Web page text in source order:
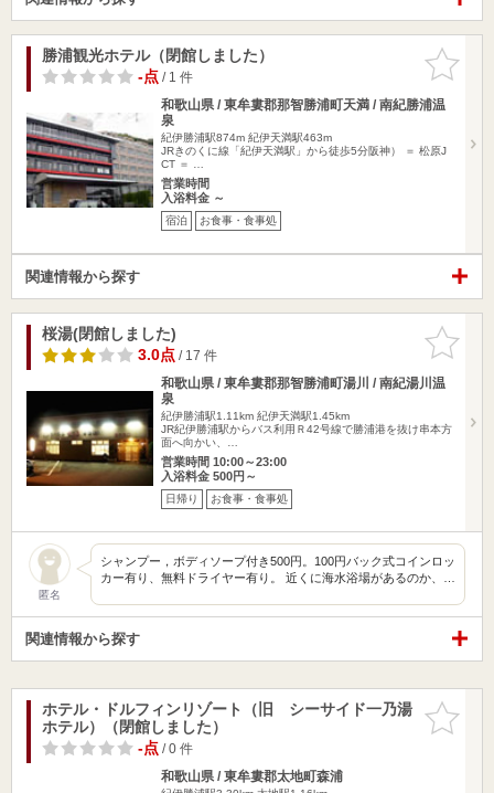
お気に入
りに追加
勝浦観光ホテル（閉館しました）
-点/ 1 件
和歌山県 / 東牟婁郡那智勝浦町天満 / 南紀勝浦温
泉
紀伊勝浦駅874m 紀伊天満駅463m
JRきのくに線「紀伊天満駅」から徒歩5分阪神） ＝ 松原J
CT ＝ …
営業時間
入浴料金 ～
宿泊 お食事・食事処
関連情報から探す
お気に入
りに追加
桜湯(閉館しました)
3.0点/ 17 件
和歌山県 / 東牟婁郡那智勝浦町湯川 / 南紀湯川温
泉
紀伊勝浦駅1.11km 紀伊天満駅1.45km
JR紀伊勝浦駅からバス利用Ｒ42号線で勝浦港を抜け串本方
面へ向かい、…
営業時間 10:00～23:00
入浴料金 500円～
日帰り お食事・食事処
匿名
シャンプー，ボディソープ付き500円。100円バック式コインロッ
カー有り、無料ドライヤー有り。 近くに海水浴場があるのか、…
関連情報から探す
お気に入
りに追加
ホテル・ドルフィンリゾート（旧 シーサイド一乃湯
ホテル）（閉館しました）
-点/ 0 件
和歌山県 / 東牟婁郡太地町森浦